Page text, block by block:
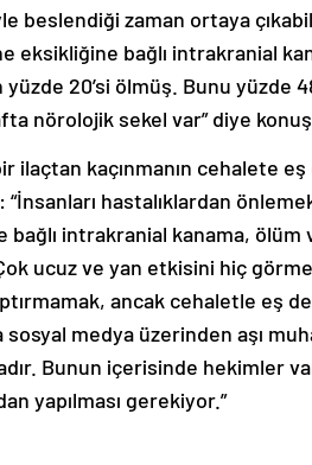
beslendiği zaman ortaya
bağlı intrakranial
yüzde 20’si ölmüş. Bunu yüzde
nörolojik sekel var” diye
ilaçtan kaçınmanın cehalete
hastalıklardan
bağlı intrakranial kanama,
ucuz ve yan etkisini hiç
ancak cehaletle eş
medya üzerinden aşı
Bunun içerisinde hekimler
yapılması gerekiyor.”